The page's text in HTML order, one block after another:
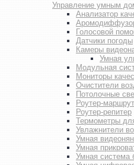
Управление умным
Анализатор
Голосовой
Датчики погоды
Камеры
Умная
Модульная
Мониторы
Очистители
Потолочные
Роутер-
Роутер-репитер
Термометры
Увлажнители
Умная
Умная
Умная система